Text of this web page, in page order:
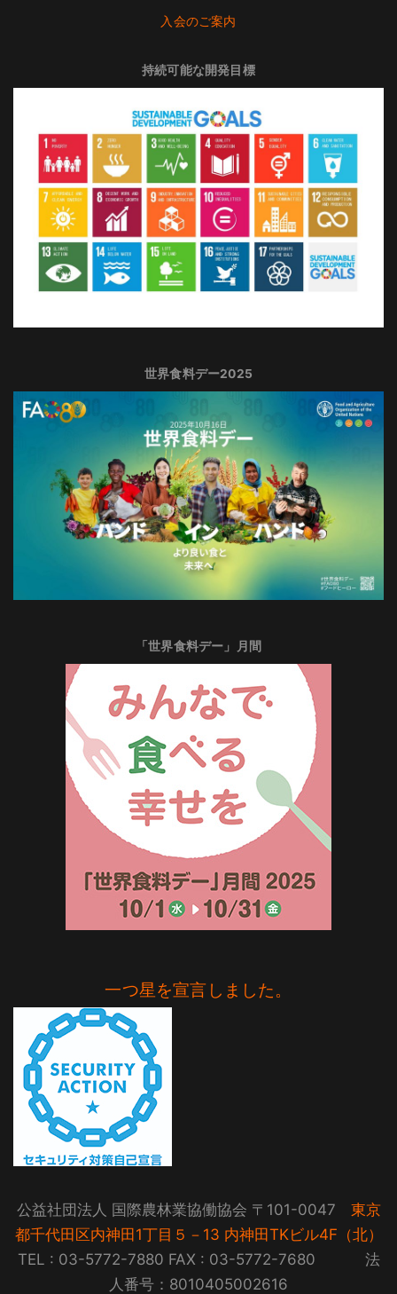
入会のご案内
持続可能な開発目標
世界食料デー2025
「世界食料デー」月間
一つ星を宣言しました。
公益社団法人 国際農林業協働協会 〒101-0047 東京
都千代田区内神田1丁目５－13 内神田TKビル4F（北）
TEL : 03-5772-7880 FAX : 03-5772-7680 法
人番号：8010405002616